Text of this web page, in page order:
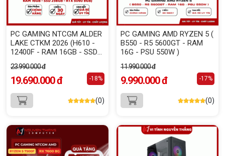
PC GAMING NTCGM ALDER
LAKE CTKM 2026 (H610 -
12400F - RAM 16GB - SSD
23.990.000 đ
19.690.000 đ -18%
(0)
PC GAMING AMD RYZEN 5 (
B550 - R5 5600GT - RAM
16G - PSU 550W )
11.990.000 đ
9.990.000 đ -17%
(0)